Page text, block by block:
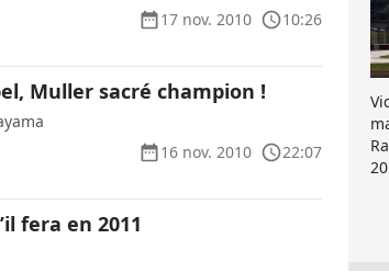
17 nov. 2010
10:26
Muller sacré champion !
16 nov. 2010
22:07
fera en 2011